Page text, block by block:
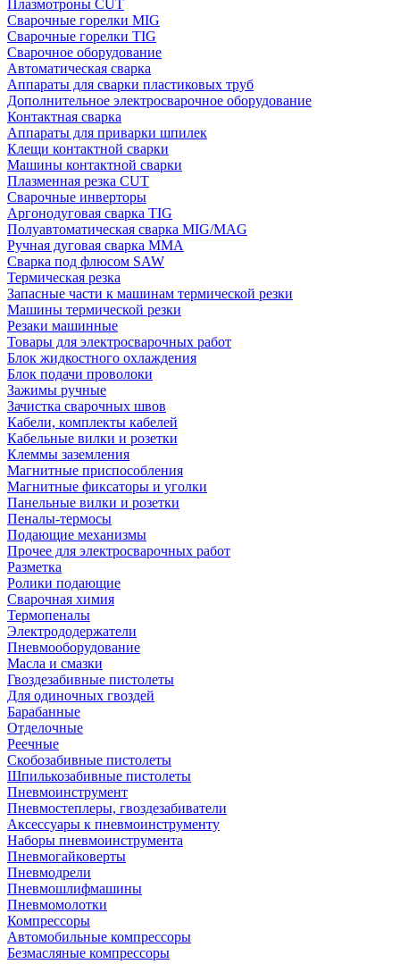
Плазмотроны CUT
Сварочные горелки MIG
Сварочные горелки TIG
Сварочное оборудование
Автоматическая сварка
Аппараты для сварки пластиковых труб
Дополнительное электросварочное оборудование
Контактная сварка
Аппараты для приварки шпилек
Клещи контактной сварки
Машины контактной сварки
Плазменная резка CUT
Сварочные инверторы
Аргонодуговая сварка TIG
Полуавтоматическая сварка MIG/MAG
Ручная дуговая сварка MMA
Сварка под флюсом SAW
Термическая резка
Запасные части к машинам термической резки
Машины термической резки
Резаки машинные
Товары для электросварочных работ
Блок жидкостного охлаждения
Блок подачи проволоки
Зажимы ручные
Зачистка сварочных швов
Кабели, комплекты кабелей
Кабельные вилки и розетки
Клеммы заземления
Магнитные приспособления
Магнитные фиксаторы и уголки
Панельные вилки и розетки
Пеналы-термосы
Подающие механизмы
Прочее для электросварочных работ
Разметка
Ролики подающие
Сварочная химия
Термопеналы
Электрододержатели
Пневмооборудование
Масла и смазки
Гвоздезабивные пистолеты
Для одиночных гвоздей
Барабанные
Отделочные
Реечные
Скобозабивные пистолеты
Шпилькозабивные пистолеты
Пневмоинструмент
Пневмостеплеры, гвоздезабиватели
Аксессуары к пневмоинструменту
Наборы пневмоинструмента
Пневмогайковерты
Пневмодрели
Пневмошлифмашины
Пневмомолотки
Компрессоры
Автомобильные компрессоры
Безмасляные компрессоры